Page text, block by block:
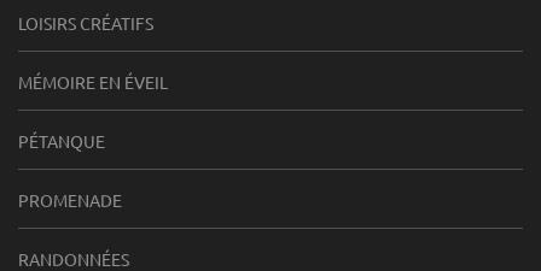
LOISIRS CRÉATIFS
MÉMOIRE EN ÉVEIL
PÉTANQUE
PROMENADE
RANDONNÉES